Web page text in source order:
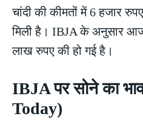
चांदी की कीमतों में 6 हजार
मिली है। IBJA के अनुसार
लाख रुपए की हो गई है।
IBJA पर सोने का
Today)